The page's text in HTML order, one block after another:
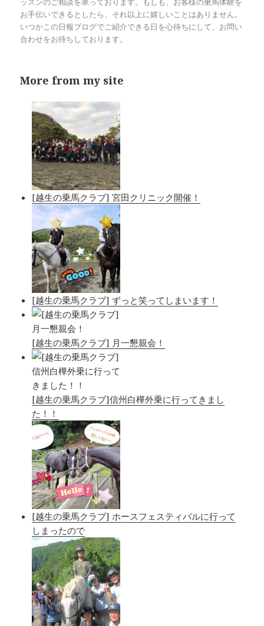
お手伝いできるとしたら、それ以上に嬉しいことはありません。
いつかこの日報ブログでご紹介できる日を心待ちにして、お問い
合わせをお待ちしております。
More from my site
[越生の乗馬クラブ] 宮田クリニック開催！
[越生の乗馬クラブ] ずっと笑ってしまいます！
[越生の乗馬クラブ] 月一懇親会！
[越生の乗馬クラブ]信州白樺外乗に行ってきまし
た！！
[越生の乗馬クラブ] ホースフェスティバルに行って
しまったので